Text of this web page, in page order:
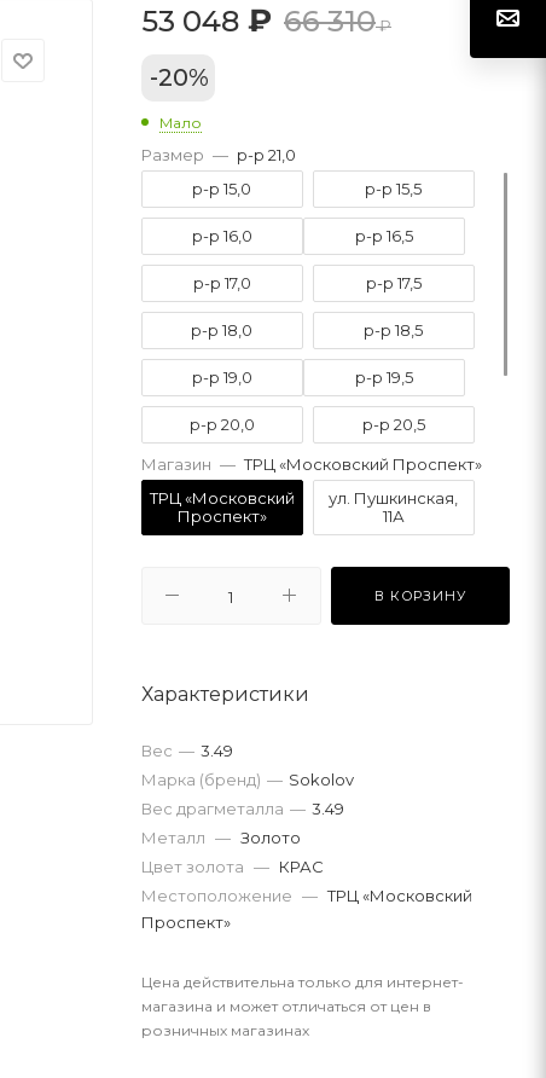
53 048 ₽ 66 310₽
-20%
Мало
Размер — р-р 21,0
р-р 15,0
р-р 15,5
р-р 16,0 р-р 16,5
р-р 17,0 р-р 17,5
р-р 18,0 р-р 18,5
р-р 19,0 р-р 19,5
р-р 20,0 р-р 20,5
р-р 21,0 р-р 21,5
р-р 22,0
Магазин — ТРЦ «Московский Проспект»
ТРЦ «Московский
Проспект»
ул. Пушкинская,
11А
В КОРЗИНУ
Характеристики
Вес драгметалла — 3.49
Марка (бренд) — Sokolov
Вес — 3.49
Металл — Золото
Цвет золота — КРАС
Местоположение — ТРЦ «Московский
Проспект»
Цена действительна только для интернет-
магазина и может отличаться от цен в
розничных магазинах